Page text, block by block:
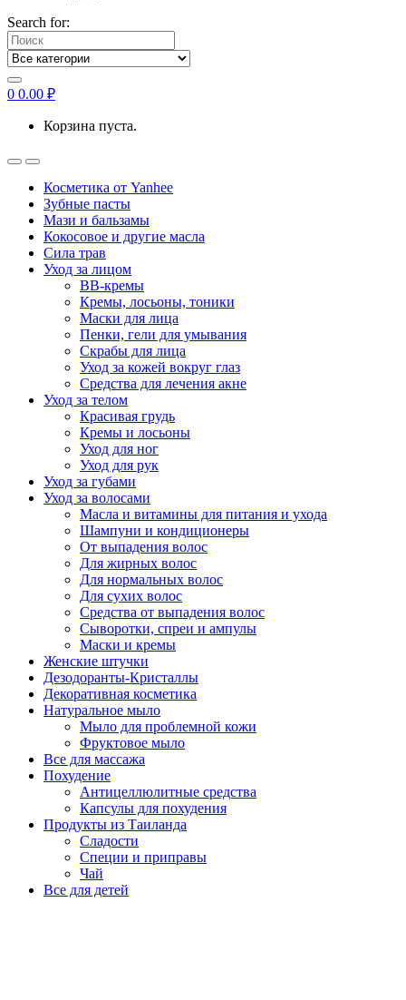
Search for:
0 0.00 ₽
Корзина пуста.
Косметика от Yanhee
Зубные пасты
Мази и бальзамы
Кокосовое и другие масла
Сила трав
Уход за лицом
BB-кремы
Кремы, лосьоны, тоники
Маски для лица
Пенки, гели для умывания
Скрабы для лица
Уход за кожей вокруг глаз
Средства для лечения акне
Уход за телом
Красивая грудь
Кремы и лосьоны
Уход для ног
Уход для рук
Уход за губами
Уход за волосами
Масла и витамины для питания и ухода
Шампуни и кондиционеры
От выпадения волос
Для жирных волос
Для нормальных волос
Для сухих волос
Средства от выпадения волос
Сыворотки, спреи и ампулы
Маски и кремы
Женские штучки
Дезодоранты-Кристаллы
Декоративная косметика
Натуральное мыло
Мыло для проблемной кожи
Фруктовое мыло
Все для массажа
Похудение
Антицеллюлитные средства
Капсулы для похудения
Продукты из Таиланда
Сладости
Специи и приправы
Чай
Все для детей